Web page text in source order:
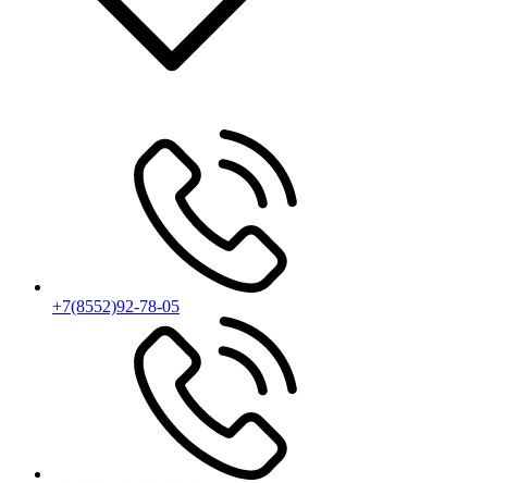
+7(8552)92-78-05